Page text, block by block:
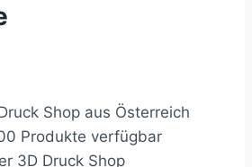
Shop aus Österreich
Produkte verfügbar
3D Druck Shop